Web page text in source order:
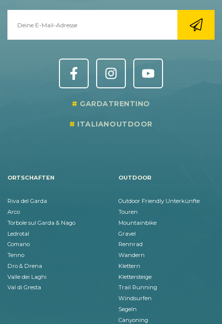
GARDATRENTINO
ITALIANOUTDOOR
ORTSCHAFTEN
Riva del Garda
Arco
Torbole sul Garda & Nago
Ledrotal
Comano
Tenno
Dro & Drena
Valle dei Laghi
Val di Gresta
OUTDOOR
Outdoor Friendly Unterkünfte
Touren
Mountainbike
Gravel
Rennrad
Wandern
Klettern
Klettersteige
Trail Running
Windsurfen
Segeln
Canyoning